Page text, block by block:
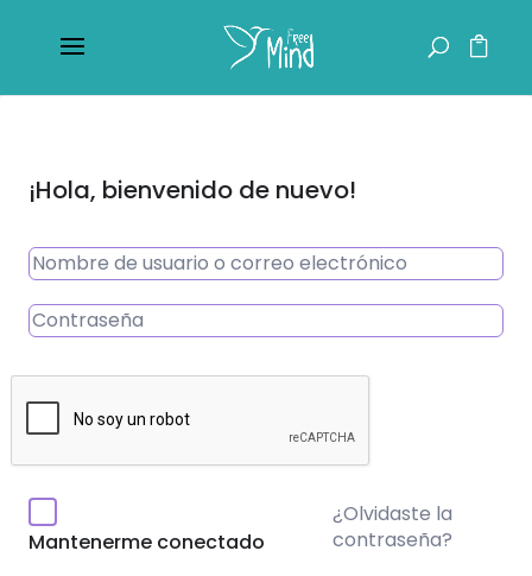
¡Hola, bienvenido de nuevo!
Mantenerme conectado
¿Olvidaste la
contraseña?